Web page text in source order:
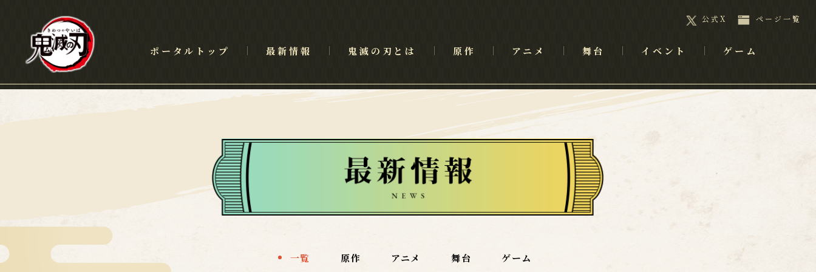
ポータルトップ 最新情報 鬼滅の刃とは 原作 アニメ 舞台 イベント ゲーム
公式X ページ一覧
一覧 原作 アニメ 舞台 ゲーム